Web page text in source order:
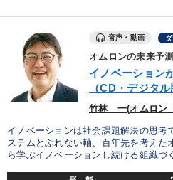
※「更新」を押すと「タグ・キーワード」を更新
音声・動画
オムロンの未来予
イノベーション
（CD・デジタル
竹林 一(オムロン
イノベーションは社会課題解決の思考
ステムとぶれない軸、百年先を考えた
ら学ぶイノベーションし続ける組織づ